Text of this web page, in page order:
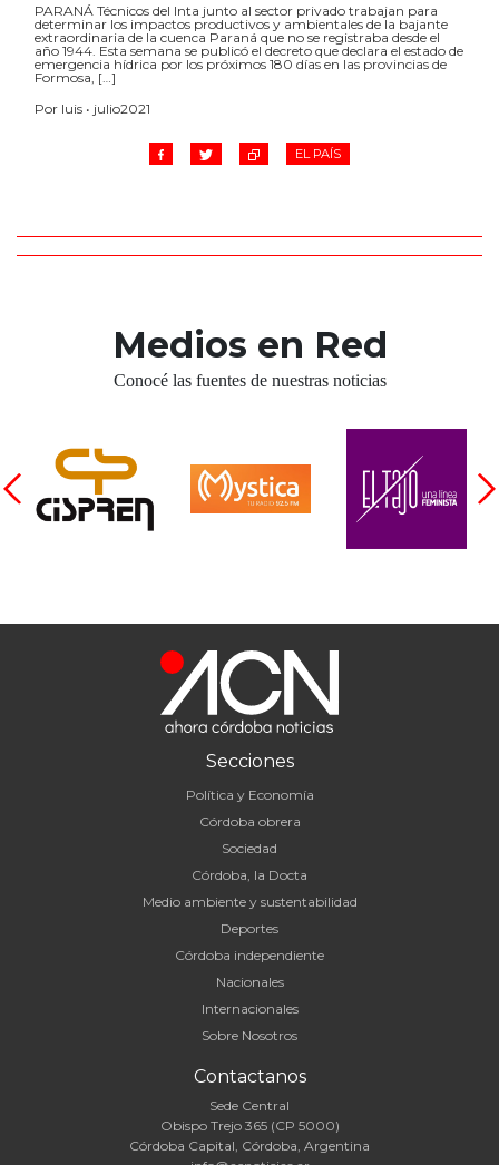
PARANÁ Técnicos del Inta junto al sector privado trabajan para
determinar los impactos productivos y ambientales de la bajante
extraordinaria de la cuenca Paraná que no se registraba desde el
año 1944. Esta semana se publicó el decreto que declara el estado de
emergencia hídrica por los próximos 180 días en las provincias de
Formosa, […]
Por luis • julio2021
EL PAÍS
Medios en Red
Conocé las fuentes de nuestras noticias
Secciones
Política y Economía
Córdoba obrera
Sociedad
Córdoba, la Docta
Medio ambiente y sustentabilidad
Deportes
Córdoba independiente
Nacionales
Internacionales
Sobre Nosotros
Contactanos
Sede Central
Obispo Trejo 365 (CP 5000)
Córdoba Capital, Córdoba, Argentina